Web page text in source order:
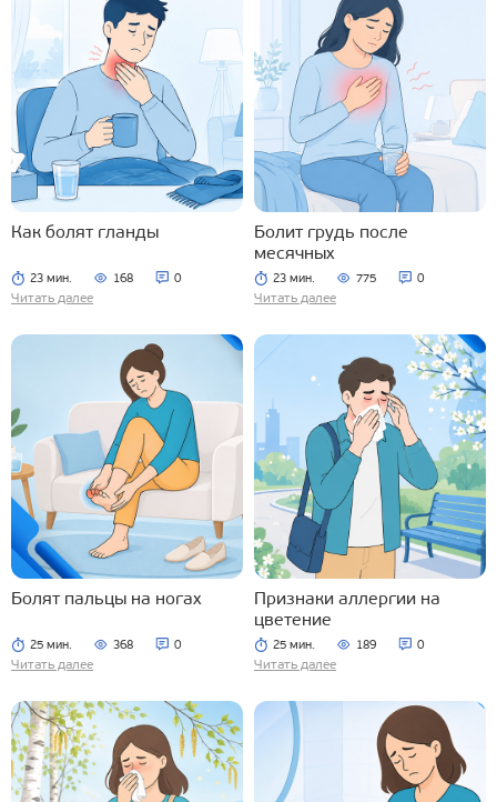
Как болят гланды
23 мин. 168 0
Читать далее
Болит грудь после
месячных
23 мин. 775 0
Читать далее
Болят пальцы на ногах
25 мин. 368 0
Читать далее
Признаки аллергии на
цветение
25 мин. 189 0
Читать далее